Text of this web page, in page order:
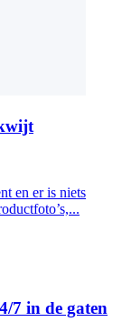
en er is niets
7 in de gaten